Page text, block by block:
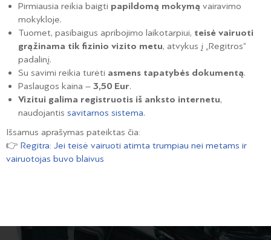
Pirmiausia reikia baigti papildomą mokymą vairavimo
mokykloje.
Tuomet, pasibaigus apribojimo laikotarpiui, teisė vairuoti
grąžinama tik fizinio vizito metu, atvykus į „Regitros“
padalinį.
Su savimi reikia turėti asmens tapatybės dokumentą.
Paslaugos kaina – 3,50 Eur.
Vizitui galima registruotis iš anksto internetu,
naudojantis savitarnos sistema.
Išsamus aprašymas pateiktas čia:
👉 Regitra: Jei teisė vairuoti atimta trumpiau nei metams ir
vairuotojas buvo blaivus